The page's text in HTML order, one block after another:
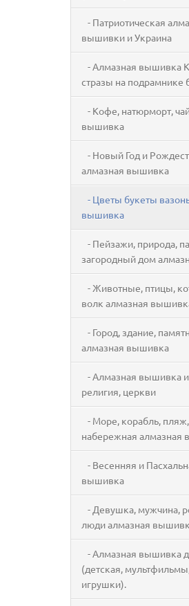
- Патриотическая
вышивки и Украина
- Алмазная вышивка
стразы на подрамнике
- Кофе, натюрморт,
вышивка
- Новый Год и
алмазная вышивка
- Цветы букеты
вышивка
- Пейзажи, природа,
загородный дом
- Животные, птицы,
волк алмазная
- Город, здание,
алмазная вышивка
- Алмазная вышивка
религия, церкви
- Море, корабль, пляж,
набережная алмазная
- Весенняя и
вышивка
- Девушка, мужчина,
люди алмазная
- Алмазная вышивка
(детская,
игрушки).